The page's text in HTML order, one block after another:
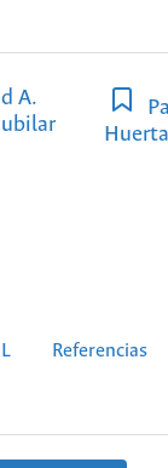
A.
Referencias